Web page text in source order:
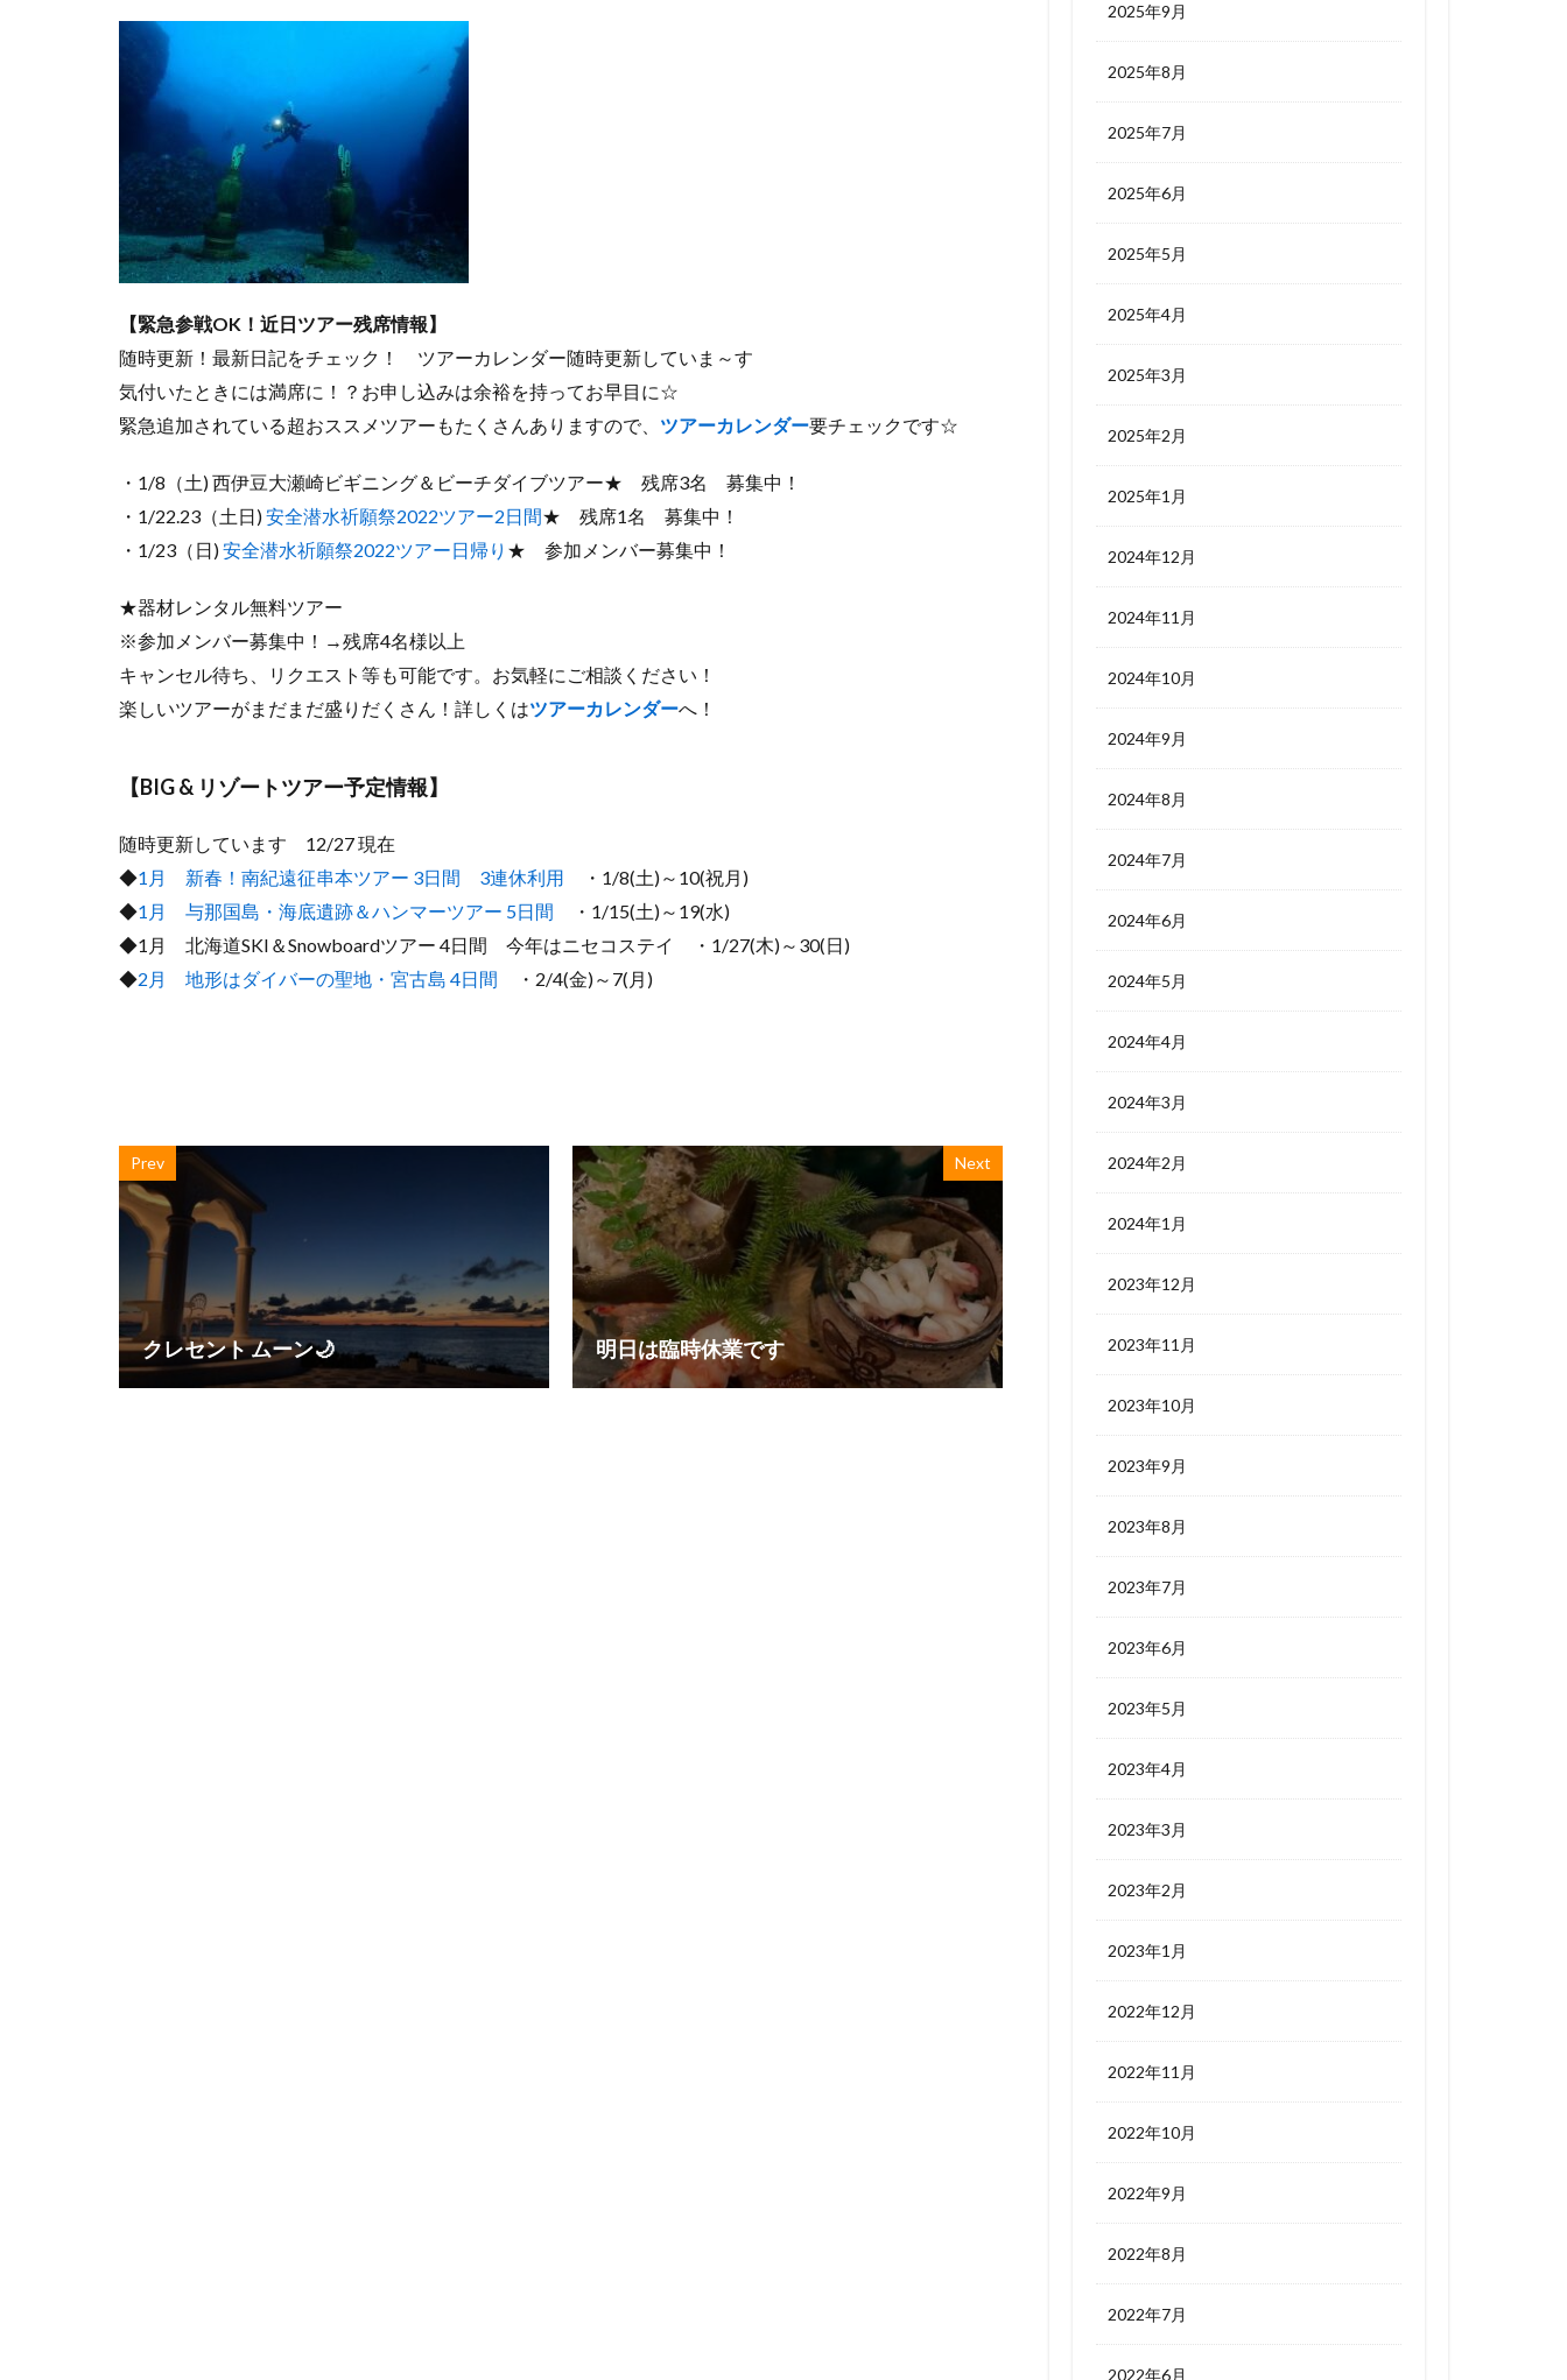
【緊急参戦OK！近日ツアー残席情報】
随時更新！最新日記をチェック！ ツアーカレンダー随時更新していま～す
気付いたときには満席に！？お申し込みは余裕を持ってお早目に☆
緊急追加されている超おススメツアーもたくさんありますので、 ツアーカレンダー要チェックです☆
・1/8（土) 西伊豆大瀬崎ビギニング＆ビーチダイブツアー★ 残席3名 募集中！
・1/22.23（土日)安全潜水祈願祭2022ツアー2日間★ 残席1名 募集中！
・1/23（日)安全潜水祈願祭2022ツアー日帰り ★ 参加メンバー募集中！
★器材レンタル無料ツアー
※参加メンバー募集中！→残席4名様以上
キャンセル待ち、リクエスト等も可能です。お気軽にご相談ください！
楽しいツアーがまだまだ盛りだくさん！詳しくはツアーカレンダーへ！
【BIG & リゾートツアー予定情報】
随時更新しています 12/27 現在
◆1月 新春！南紀遠征串本ツアー 3日間 3連休利用 ・1/8(土)～10(祝月)
◆1月 与那国島・海底遺跡＆ハンマーツアー 5日間 ・1/15(土)～19(水)
◆1月 北海道SKI＆Snowboardツアー 4日間 今年はニセコステイ ・1/27(木)～30(日)
◆2月 地形はダイバーの聖地・宮古島 4日間 ・2/4(金)～7(月)
Prev
クレセント ムーン🌙
Next
明日は臨時休業です
2025年9月
2025年8月
2025年7月
2025年6月
2025年5月
2025年4月
2025年3月
2025年2月
2025年1月
2024年12月
2024年11月
2024年10月
2024年9月
2024年8月
2024年7月
2024年6月
2024年5月
2024年4月
2024年3月
2024年2月
2024年1月
2023年12月
2023年11月
2023年10月
2023年9月
2023年8月
2023年7月
2023年6月
2023年5月
2023年4月
2023年3月
2023年2月
2023年1月
2022年12月
2022年11月
2022年10月
2022年9月
2022年8月
2022年7月
2022年6月